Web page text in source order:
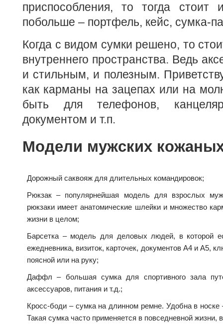
приспособления, то тогда стоит
побольше – портфель, кейс, сумка-
Когда с видом сумки решено, то
внутреннего пространства. Ведь
и стильным, и полезным.
как карманы на зацепах или на
быть для телефонов,
документом и т.п.
Модели мужских
Дорожный саквояж для длительных командировок;
Рюкзак – популярнейшая модель для взрослых
рюкзаки имеет анатомические шлейки и множество
жизни в целом;
Барсетка – модель для деловых людей, в которой
ежедневника, визиток, карточек, документов А4 и А5,
поясной или на руку;
Даффл – большая сумка для спортивного зала
аксессуаров, питания и т.д.;
Кросс-боди – сумка на длинном ремне. Удобна в носке
Такая сумка часто применяется в повседневной жизни,